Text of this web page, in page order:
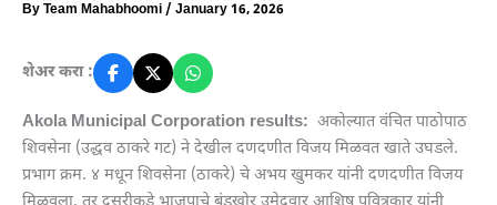
ByTeam Mahabhoomi/ January 16, 2026
शेअर करा :
Akola Municipal Corporation results: अकोल्यात वंचित पाठोपाठ
शिवसेना (उद्धव ठाकरे गट) ने देखील दणदणीत विजय मिळवत खाते उघडले.
प्रभाग क्रम. ४ मधून शिवसेना (ठाकरे) चे अभय खुमकर यांनी दणदणीत विजय